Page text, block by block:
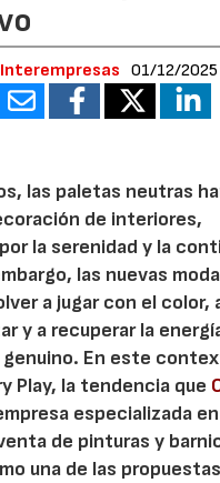
01/12/2025
las paletas neutras
de interiores,
la serenidad y la
las nuevas
a jugar con el color,
y a recuperar la
genuino. En este
Play, la tendencia que
especializada
de pinturas y
una de las